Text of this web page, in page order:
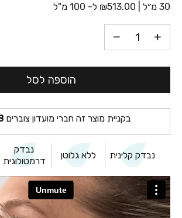
30 מ״ל | ₪513.00 ל- 100 מ"ל
הוספה לסל
בקניית מוצר זה חברי מועדון צוברים
נבדק קלינית ללא גלוטן
נבדק
דרמטולוגית